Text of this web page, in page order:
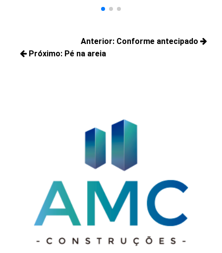
Navegação
de
Anterior: Conforme antecipado
Próximo: Pé na areia